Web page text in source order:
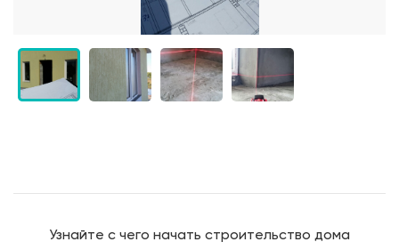
Узнайте с чего начать строительство дома